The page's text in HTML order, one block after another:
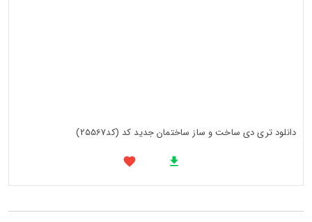
دانلود تری دی ساخت و ساز ساختمان جدید کد (کد25567)